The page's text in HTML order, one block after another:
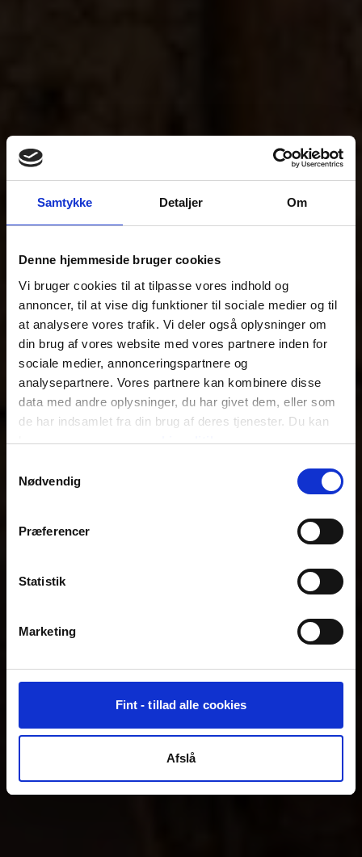
Samtykke Detaljer Om
Denne hjemmeside bruger cookies
Vi bruger cookies til at tilpasse vores indhold og
annoncer, til at vise dig funktioner til sociale medier og til
at analysere vores trafik. Vi deler også oplysninger om
din brug af vores website med vores partnere inden for
sociale medier, annonceringspartnere og
analysepartnere. Vores partnere kan kombinere disse
data med andre oplysninger, du har givet dem, eller som
de har indsamlet fra din brug af deres tjenester. Du kan
læse mere om vorescookiepolitik.
Nødvendig
Præferencer
Statistik
Marketing
Fint - tillad alle cookies
Afslå